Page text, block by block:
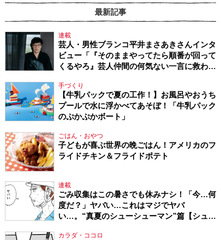
最新記事
連載
芸人・男性ブランコ平井まさあきさんインタ
ビュー「『そのままやってたら順番が回って
くるやろ』芸人仲間の何気ない一言に救われ
手づくり
【牛乳パックで夏の工作！】お風呂やおうち
プールで水に浮かべてあそぼ！「牛乳パック
のぷかぷかボート」
ごはん・おやつ
子どもが喜ぶ世界の晩ごはん！アメリカのフ
ライドチキン＆フライドポテト
連載
ごみ収集はこの暑さでも休みナシ！「今…何
度だ？」ヤバい…これはマジでヤバ
い…。“真夏のシューシューマン”篇【シュー
カラダ・ココロ